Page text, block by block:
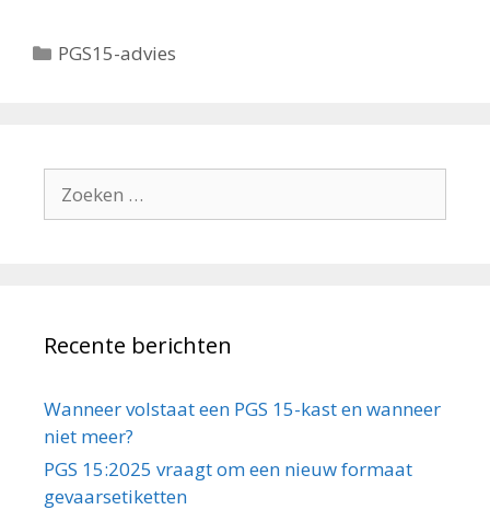
Categorieën
PGS15-advies
naar:
Recente berichten
Wanneer volstaat een PGS 15-kast en wanneer
niet meer?
PGS 15:2025 vraagt om een nieuw formaat
gevaarsetiketten